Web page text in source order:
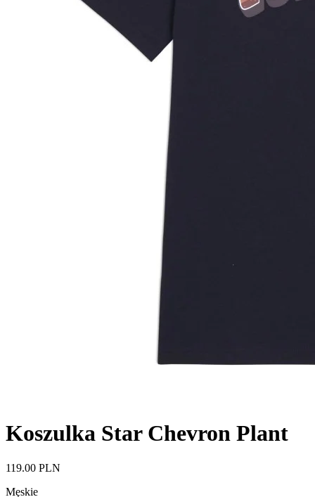
Koszulka Star Chevron Plant
119.00 PLN
Męskie